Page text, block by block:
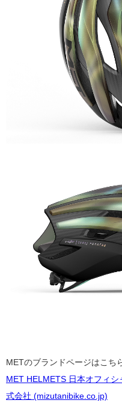
METのブランドページはこち
MET HELMETS 日本オフィ
式会社 (mizutanibike.co.jp)